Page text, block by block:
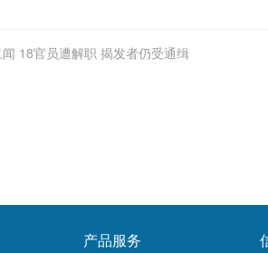
18官员遭解职 揭发者仍受通缉
产品服务